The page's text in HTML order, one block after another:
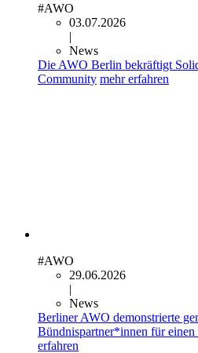
#AWO
03.07.2026
|
News
Die AWO Berlin bekräftigt
Community mehr erfahren
#AWO
29.06.2026
|
News
Berliner AWO demonstrierte
Bündnispartner*innen für einen
erfahren